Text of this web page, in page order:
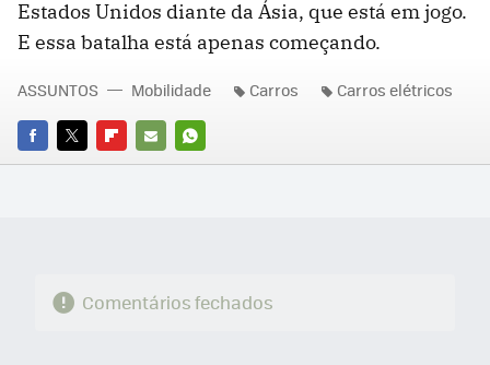
Estados Unidos diante da Ásia, que está em jogo.
E essa batalha está apenas começando.
FACEBOOK
TWITTERFLIPBOARD
E-
WHATSAPP
ASSUNTOS Mobilidade Carros Carros elétricos
Comentários fechados